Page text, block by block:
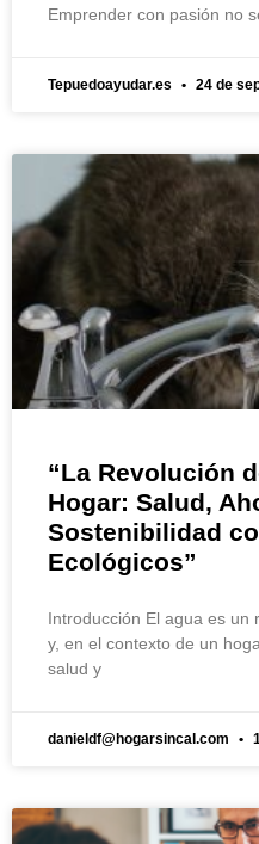
Emprender con pasión no
Tepuedoayudar.es 24 de
“La Revolución
Hogar: Salud,
Sostenibilidad
Ecológicos”
Introducción El agua es un
y, en el contexto de un
salud y
danieldf@hogarsincal.com